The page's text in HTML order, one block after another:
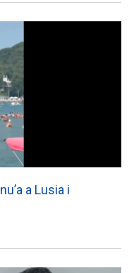
a Lusia i